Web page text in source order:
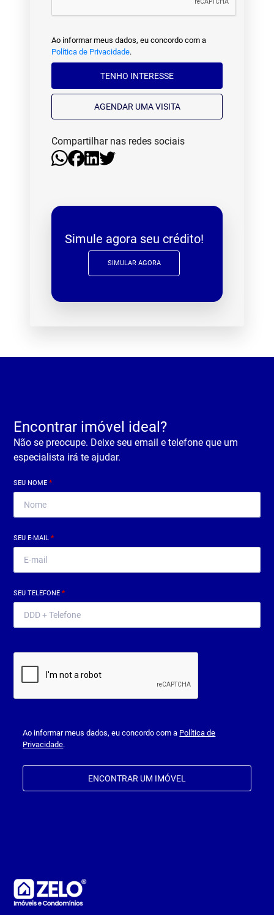
Ao informar meus dados, eu concordo com a
Política de Privacidade.
TENHO INTERESSE
AGENDAR UMA VISITA
Compartilhar nas redes sociais
Simule agora seu crédito!
SIMULAR AGORA
Encontrar imóvel ideal?
Não se preocupe. Deixe seu email e telefone que um
especialista irá te ajudar.
SEU NOME*
SEU E-MAIL*
SEU TELEFONE*
Ao informar meus dados, eu concordo com a Política de
Privacidade.
ENCONTRAR UM IMÓVEL